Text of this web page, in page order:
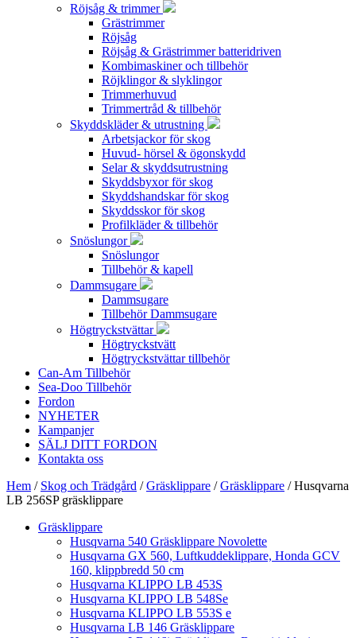
Röjsåg & trimmer
Grästrimmer
Röjsåg
Röjsåg & Grästrimmer batteridriven
Kombimaskiner och tillbehör
Röjklingor & slyklingor
Trimmerhuvud
Trimmertråd & tillbehör
Skyddskläder & utrustning
Arbetsjackor för skog
Huvud- hörsel & ögonskydd
Selar & skyddsutrustning
Skyddsbyxor för skog
Skyddshandskar för skog
Skyddsskor för skog
Profilkläder & tillbehör
Snöslungor
Snöslungor
Tillbehör & kapell
Dammsugare
Dammsugare
Tillbehör Dammsugare
Högtryckstvättar
Högtryckstvätt
Högtryckstvättar tillbehör
Can-Am Tillbehör
Sea-Doo Tillbehör
Fordon
NYHETER
Kampanjer
SÄLJ DITT FORDON
Kontakta oss
Hem / Skog och Trädgård /Gräsklippare /Gräsklippare / Husqvarna
LB 256SP gräsklippare
Gräsklippare
Husqvarna 540 Gräsklippare Novolette
Husqvarna GX 560, Luftkuddeklippare, Honda GCV
160, klippbredd 50 cm
Husqvarna KLIPPO LB 453S
Husqvarna KLIPPO LB 548Se
Husqvarna KLIPPO LB 553S e
Husqvarna LB 146 Gräsklippare